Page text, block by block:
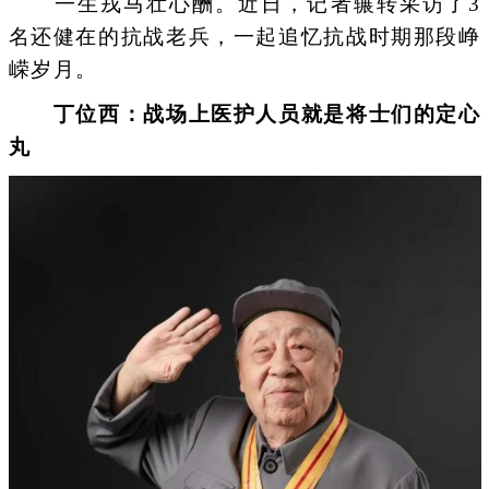
名还健在的抗战老兵，一起追忆抗战时期那段峥
嵘岁月。
丁位西：战场上医护人员就是将士们的定心
丸